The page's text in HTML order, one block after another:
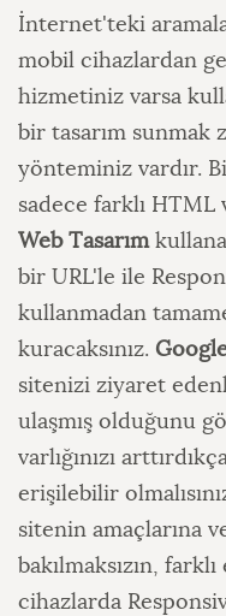
İnternet'teki
mobil cihazlardan
hizmetiniz varsa
bir tasarım sunmak
yönteminiz vardır.
sadece farklı HTML
Web Tasarım
bir URL'le ile
kullanmadan
kuracaksınız.
sitenizi ziyaret
ulaşmış olduğunu
varlığınızı
erişilebilir
sitenin amaçlarına
bakılmaksızın,
cihazlarda